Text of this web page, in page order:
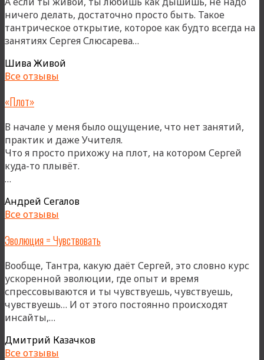
ничего делать, достаточно просто быть. Такое
тантрическое открытие, которое как будто всегда на
занятиях Сергея Слюсарева…
Шива Живой
Все отзывы
«Плот»
В начале у меня было ощущение, что нет занятий,
практик и даже Учителя.
Что я просто прихожу на плот, на котором Сергей
куда-то плывёт.
…
Андрей Сегалов
Все отзывы
Эволюция = Чувствовать
Вообще, Тантра, какую даёт Сергей, это словно курс
ускоренной эволюции, где опыт и время
спрессовываются и ты чувствуешь, чувствуешь,
чувствуешь… И от этого постоянно происходят
инсайты,…
Чувствовать»
Дмитрий Казачков
Все отзывы